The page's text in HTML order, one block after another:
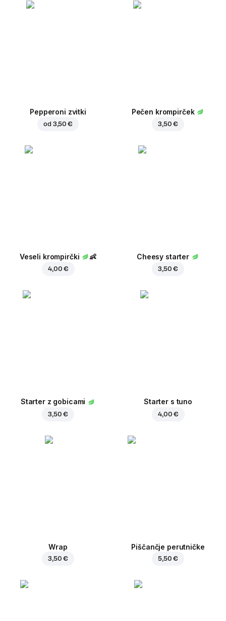
Pepperoni zvitki
od 3,50 €
Pečen krompirček
3,50 €
Veseli krompirčki 👶
4,00 €
Cheesy starter
3,50 €
Starter z gobicami
3,50 €
Starter s tuno
4,00 €
Wrap
3,50 €
Piščančje perutničke
5,50 €